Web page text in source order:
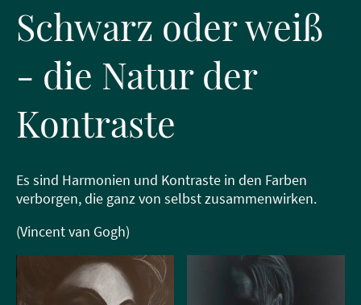
Schwarz oder weiß
- die Natur der
Kontraste
Es sind Harmonien und Kontraste in den Farben
verborgen, die ganz von selbst zusammenwirken.
(Vincent van Gogh)